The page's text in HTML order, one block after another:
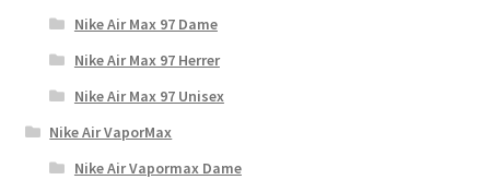
Nike Air Max 97 Dame
Nike Air Max 97 Herrer
Nike Air Max 97 Unisex
Nike Air VaporMax
Nike Air Vapormax Dame